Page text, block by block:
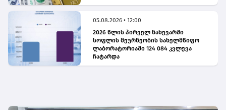
05.08.2026 • 12:00
2026 წლის პირველ ნახევარში
სოფლის მეურნეობის სახელმწიფო
ლაბორატორიაში 124 084 კვლევა
ჩატარდა